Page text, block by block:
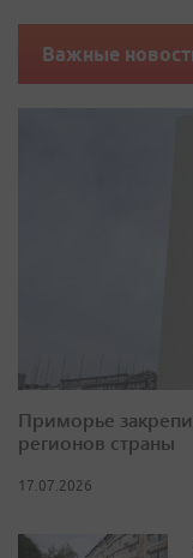
Важные
Приморье
регионов страны
17.07.2026